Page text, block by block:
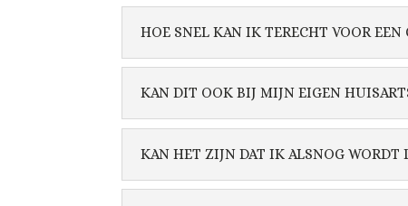
HOE SNEL KAN IK TERECHT VOOR EEN
KAN DIT OOK BIJ MIJN EIGEN
KAN HET ZIJN DAT IK ALSNOG WORDT